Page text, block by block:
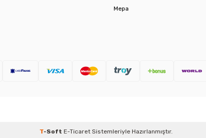
Mepa
T-Soft E-Ticaret Sistemleriyle Hazırlanmıştır.